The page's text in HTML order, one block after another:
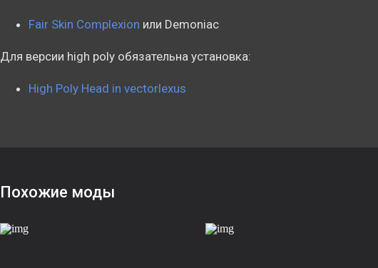
Fair Skin Complexion или Demoniac
Для версии high poly обязательна установка:
High Poly Head in vectorlexus
Похожие моды